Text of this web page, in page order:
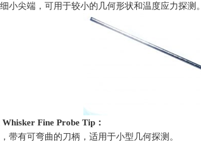
小尖端，可用于较小的几何形状和温度应力探测。
Whisker Fine Probe Tip ：
带有可弯曲的刀柄，适用于小型几何探测。